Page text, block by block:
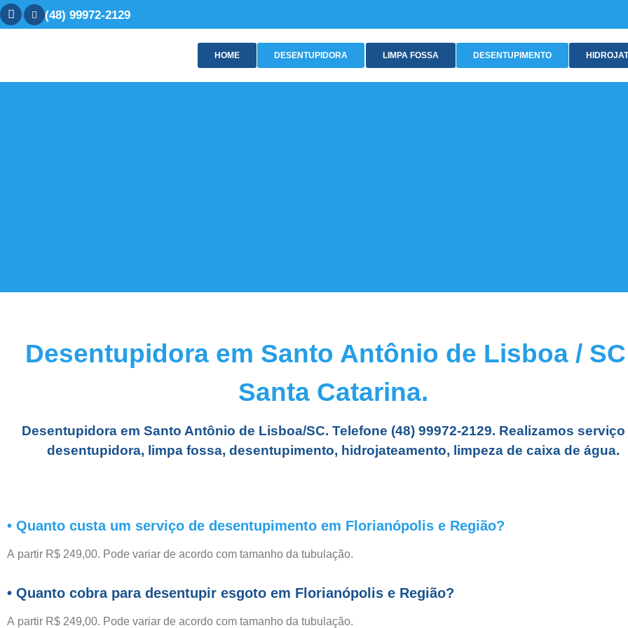
(48) 99972-2129
HOME DESENTUPIDORA LIMPA FOSSA DESENTUPIMENTO
Antônio de Lisboa
Desentupidora em Santo Antônio de Lisboa /
Santa Catarina.
Desentupidora em Santo Antônio de Lisboa/SC. Telefone (48) 99972-2129. Realizamos serviço
desentupidora, limpa fossa, desentupimento, hidrojateamento, limpeza de caixa de água.
• Quanto custa um serviço de desentupimento em Florianópolis e Região?
A partir R$ 249,00. Pode variar de acordo com tamanho da tubulação.
• Quanto cobra para desentupir esgoto em Florianópolis e Região?
A partir R$ 249,00. Pode variar de acordo com tamanho da tubulação.